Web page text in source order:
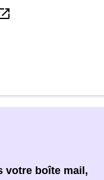
votre boîte mail,